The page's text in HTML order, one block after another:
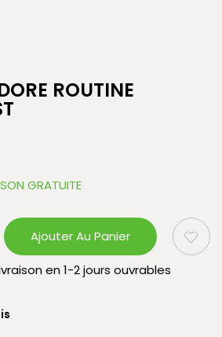
ROUTINE
GRATUITE
Ajouter Au Panier
en 1-2 jours ouvrables